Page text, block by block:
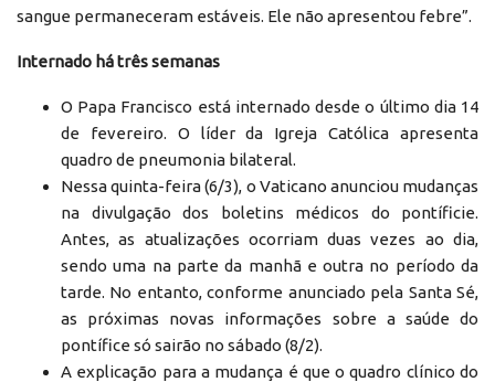
sangue permaneceram estáveis. Ele não apresentou febre”.
Internado há três semanas
O Papa Francisco está internado desde o último dia 14
de fevereiro. O líder da Igreja Católica apresenta
quadro de pneumonia bilateral.
Nessa quinta-feira (6/3), o Vaticano anunciou mudanças
na divulgação dos boletins médicos do pontíficie.
Antes, as atualizações ocorriam duas vezes ao dia,
sendo uma na parte da manhã e outra no período da
tarde. No entanto, conforme anunciado pela Santa Sé,
as próximas novas informações sobre a saúde do
pontífice só sairão no sábado (8/2).
A explicação para a mudança é que o quadro clínico do